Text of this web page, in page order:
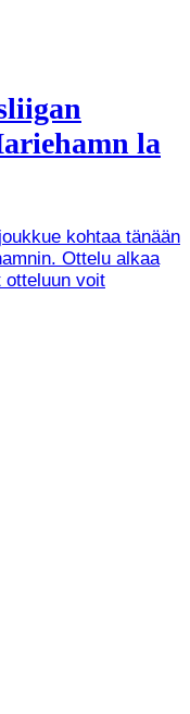
la
kohtaa tänään
Ottelu alkaa
otteluun voit